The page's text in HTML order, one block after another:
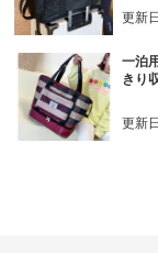
更新
一泊
きり
更新